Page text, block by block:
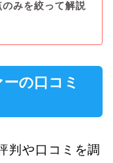
のみを絞って解説
の口コミ
判や口コミを調